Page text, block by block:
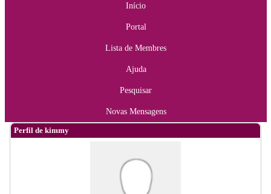
Início
Portal
Lista de Membres
Ajuda
Pesquisar
Novas Mensagens
Perfil de kimmy